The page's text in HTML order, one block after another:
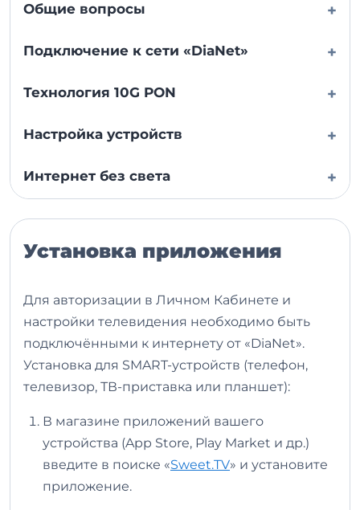
Общие вопросы +
Подключение к сети «DiaNet» +
Технология 10G PON +
Настройка устройств +
Интернет без света +
Установка приложения
Для авторизации в Личном Кабинете и
настройки телевидения необходимо быть
подключёнными к интернету от «DiaNet».
Установка для SMART-устройств (телефон,
телевизор, ТВ-приставка или планшет):
В магазине приложений вашего
устройства (App Store, Play Market и др.)
введите в поиске «Sweet.TV» и установите
приложение.